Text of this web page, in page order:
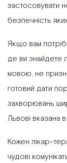
застосовувати
безпечність
Якщо вам
де ви знайдете
мовою, не
готовий дати
захворювань
Львові вказана
Кожен лікар-
чудові